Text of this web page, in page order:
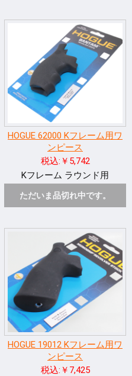
HOGUE 62000 Kフレーム用ワ
ンピース
税込:￥5,742
Kフレーム ラウンド用
ただいま品切れ中です。
HOGUE 19012 Kフレーム用ワ
ンピース
税込:￥7,425